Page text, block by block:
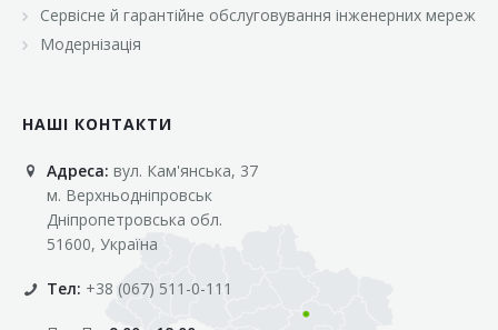
Сервісне й гарантійне обслуговування інженерних мереж
Модернізація
НАШІ КОНТАКТИ
Адреса: вул. Кам'янська, 37
м. Верхньодніпровськ
Дніпропетровська обл.
51600, Україна
Тел: +38 (067) 511-0-111